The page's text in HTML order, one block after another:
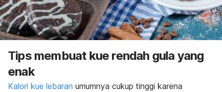
Tips membuat kue rendah gula yang
enak
Kalori kue lebaran umumnya cukup tinggi karena